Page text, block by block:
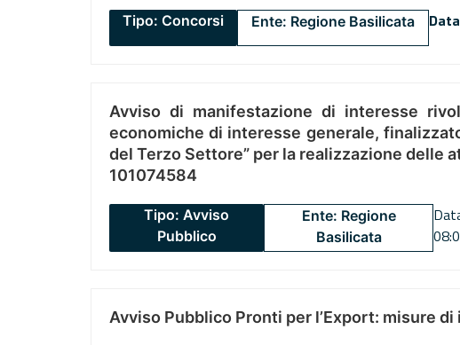
Tipo: Concorsi Ente: Regione Basilicata
Avviso di manifestazione di interesse
economiche di interesse generale,
del Terzo Settore” per la realizzazione delle
101074584
Tipo: Avviso
Pubblico
Ente: Regione
Basilicata
Avviso Pubblico Pronti per l’Export: misure